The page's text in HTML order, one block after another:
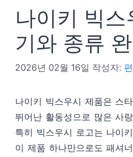
나이키 빅스
기와 종류
2026년 02월 16일 작성자:
나이키 빅스우시 제품은 스
뛰어난 활동성으로 많은 사
특히 빅스우시 로고는 나이
이 제품 하나만으로도 패셔